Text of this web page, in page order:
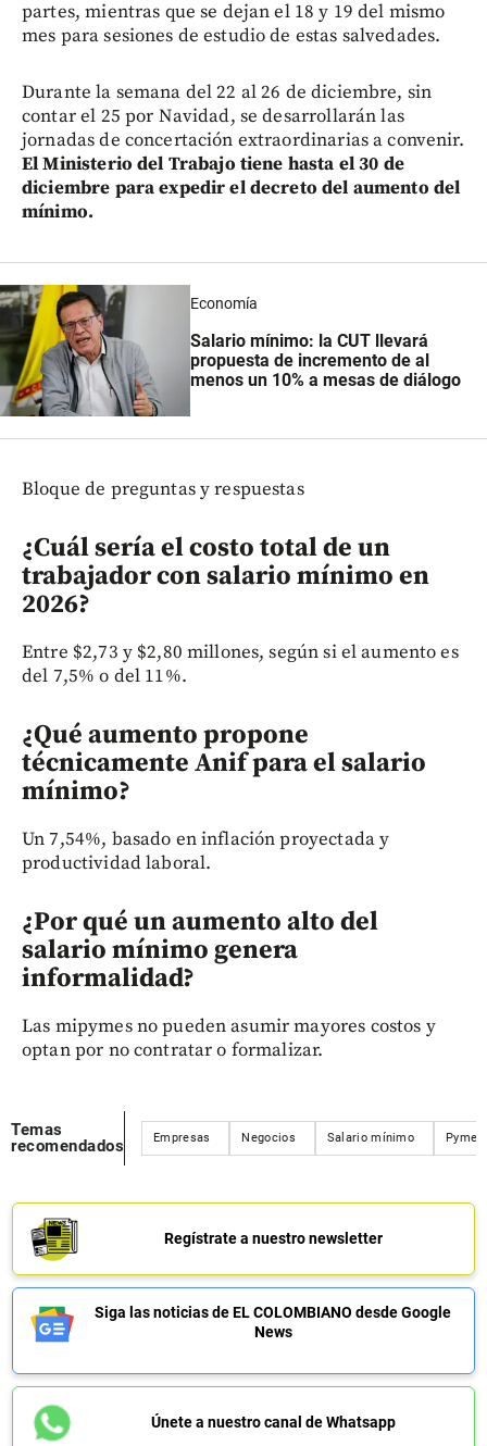
partes, mientras que se dejan el 18 y 19 del mismo
mes para sesiones de estudio de estas salvedades.
Durante la semana del 22 al 26 de diciembre, sin
contar el 25 por Navidad, se desarrollarán las
jornadas de concertación extraordinarias a convenir.
El Ministerio del Trabajo tiene hasta el 30 de
diciembre para expedir el decreto del aumento del
mínimo.
Economía
Salario mínimo: la CUT llevará
propuesta de incremento de al
menos un 10% a mesas de diálogo
Bloque de preguntas y respuestas
¿Cuál sería el costo total de un
trabajador con salario mínimo en
2026?
Entre $2,73 y $2,80 millones, según si el aumento es
del 7,5% o del 11%.
¿Qué aumento propone
técnicamente Anif para el salario
mínimo?
Un 7,54%, basado en inflación proyectada y
productividad laboral.
¿Por qué un aumento alto del
salario mínimo genera
informalidad?
Las mipymes no pueden asumir mayores costos y
optan por no contratar o formalizar.
Temas
recomendados
Empresas Negocios Salario mínimo Pymes
Regístrate a nuestro newsletter
Siga las noticias de EL COLOMBIANO desde Google
News
Únete a nuestro canal de Whatsapp